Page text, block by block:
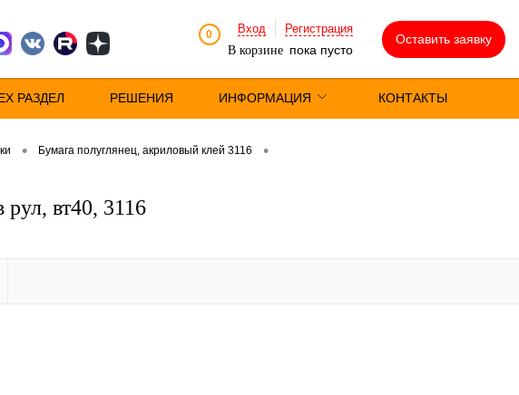
0 Вход
Регистрация
В корзине пока пусто
Оставить заявку
РАЗДЕЛ РЕШЕНИЯ ИНФОРМАЦИЯ КОНТАКТЫ
• Бумага полуглянец, акриловый клей 3116 •
вт40, 3116